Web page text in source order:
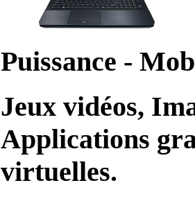
Puissance -
Jeux vidéos,
Applications
virtuelles.